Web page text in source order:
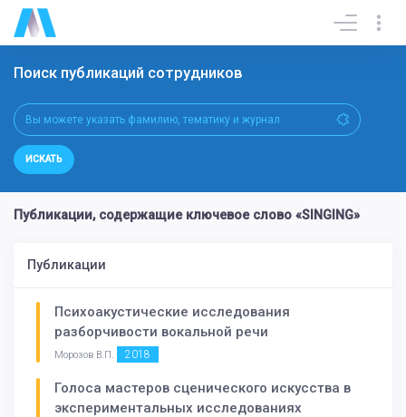
Поиск публикаций сотрудников
ИСКАТЬ
Публикации, содержащие ключевое слово «SINGING»
Публикации
Психоакустические исследования
разборчивости вокальной речи
Морозов В.П. 2018
Голоса мастеров сценического искусства в
экспериментальных исследованиях